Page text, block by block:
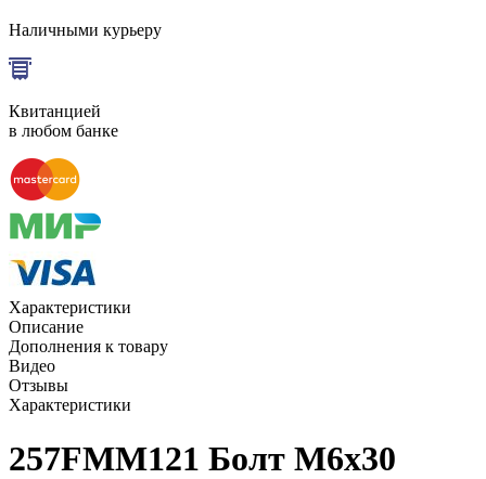
Наличными курьеру
Квитанцией
в любом банке
Характеристики
Описание
Дополнения к товару
Видео
Отзывы
Характеристики
257FMM121 Болт M6х30